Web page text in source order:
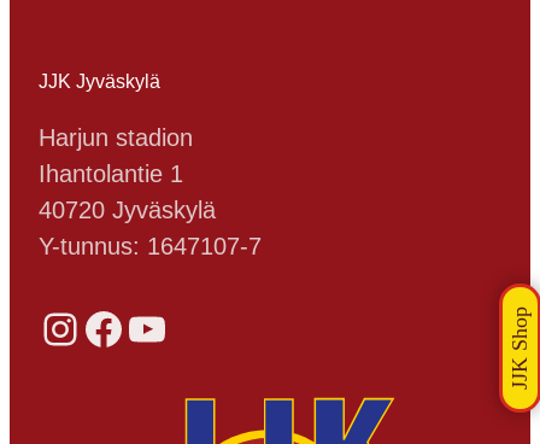
yksityiskohtineen tullaan julkistamaan
JJK Jyväskylä
Harjun stadion
Ihantolantie 1
40720 Jyväskylä
Y-tunnus: 1647107-7
Instagram Facebook YouTube